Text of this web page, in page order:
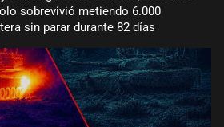
sobrevivió metiendo 6.000
sin parar durante 82 días